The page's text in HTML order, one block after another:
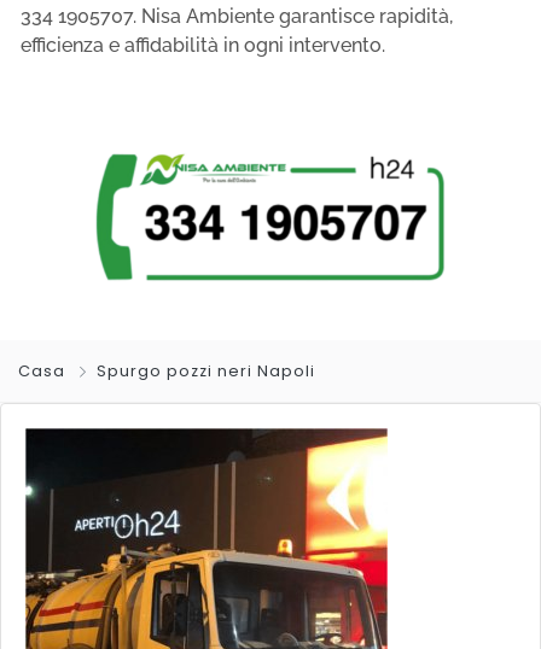
334 1905707. Nisa Ambiente garantisce rapidità,
efficienza e affidabilità in ogni intervento.
Casa Spurgo pozzi neri Napoli